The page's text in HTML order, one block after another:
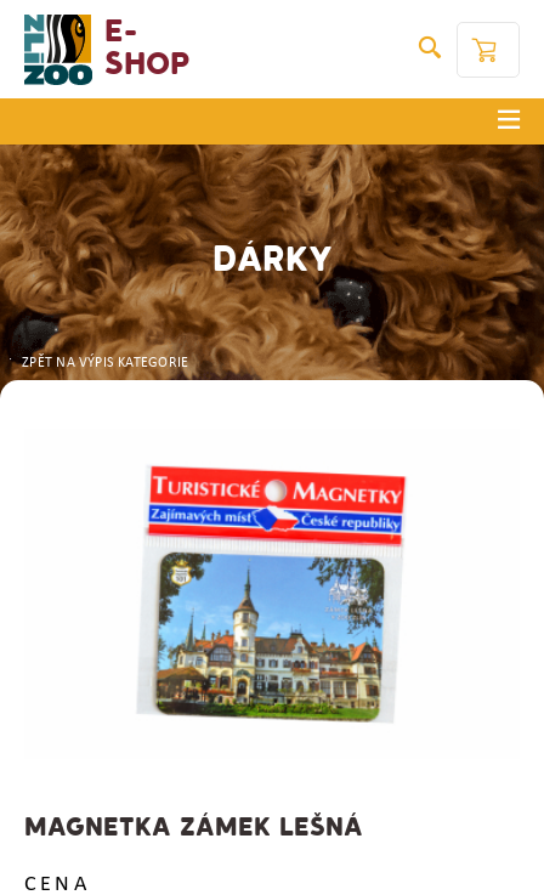
E-
Shop
DÁRKY
ZPĚT NA VÝPIS KATEGORIE
MAGNETKA ZÁMEK LEŠNÁ
CENA